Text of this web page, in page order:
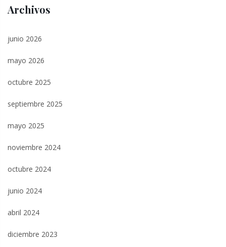
Archivos
junio 2026
mayo 2026
octubre 2025
septiembre 2025
mayo 2025
noviembre 2024
octubre 2024
junio 2024
abril 2024
diciembre 2023